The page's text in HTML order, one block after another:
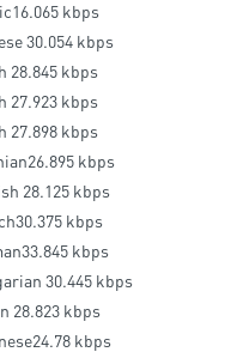
kbps
30.054 kbps
28.845 kbps
27.923 kbps
27.898 kbps
kbps
28.125 kbps
kbps
kbps
30.445 kbps
28.823 kbps
kbps